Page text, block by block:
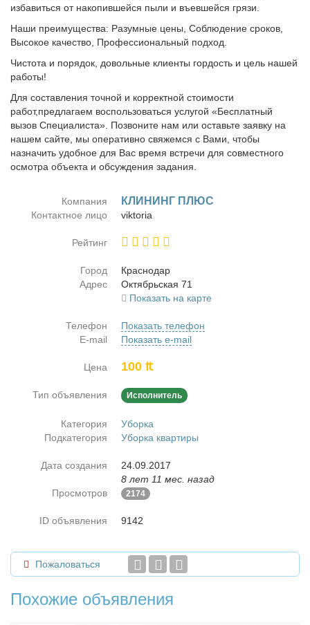
избавиться от накопившейся пыли и въевшейся грязи.
Наши преимущества: Разумные цены, Соблюдение сроков,
Высокое качество, Профессиональный подход.
Чистота и порядок, довольные клиенты гордость и цель нашей
работы!
Для составления точной и корректной стоимости
работ,предлагаем воспользоваться услугой «Бесплатный
вызов Специалиста». Позвоните нам или оставьте заявку на
нашем сайте, мы оперативно свяжемся с Вами, чтобы
назначить удобное для Вас время встречи для совместного
осмотра объекта и обсуждения задания.
Компания КЛИНИНГ ПЛЮС
Контактное лицо viktoria
Рейтинг
Город
Крас­но­дар
Адрес
Ок­тябрь­ская 71
Показать на карте
Телефон
Показать телефон
E-mail
Показать e-mail
Цена 100 ₶
Тип объявления Исполнитель
Категория
Уборка
Подкатегория
Уборка квартиры
Дата создания
24.09.2017
8 лет 11 мес. назад
Просмотров
2174
ID объявления 9142
Пожаловаться
Похожие объявления